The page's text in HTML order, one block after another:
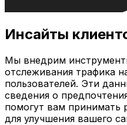
Инсайты
Мы внедрим
отслеживания трафика
пользователей. Эти
сведения о
помогут вам принимать
для улучшения вашего